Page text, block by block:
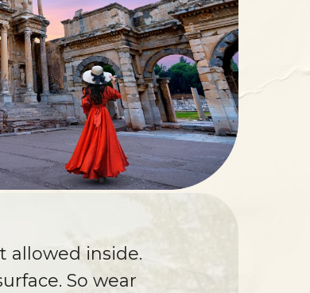
allowed inside.
So wear